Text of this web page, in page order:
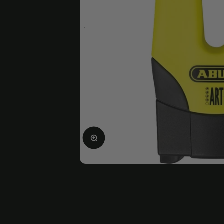
Agrandir l'image